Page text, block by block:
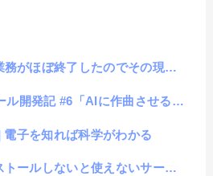
了したのでその現場での学習ポイントの書き残し
発記 #6「AIに作曲させる機能の巻」
子を知れば科学がわかる
しないと使えないサービスがウザすぎる話